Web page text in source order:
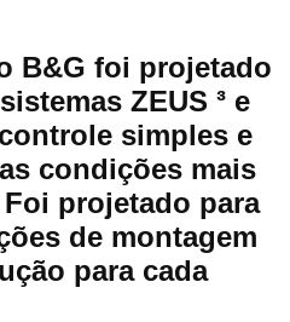
B&G foi projetado
ZEUS ³ e
simples e
condições mais
projetado para
de montagem
para cada